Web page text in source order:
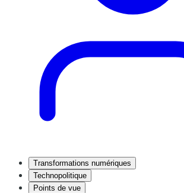
Transformations numériques
Technopolitique
Points de vue